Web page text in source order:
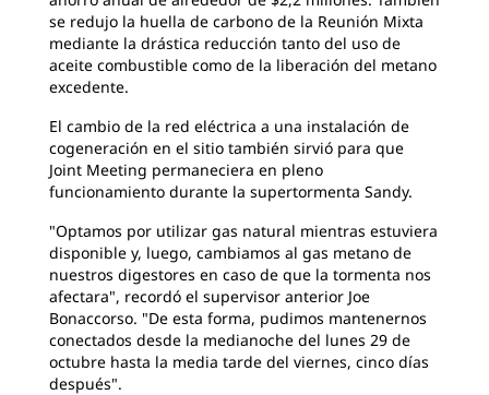
se redujo la huella de carbono de la Reunión Mixta
mediante la drástica reducción tanto del uso de
aceite combustible como de la liberación del metano
excedente.
El cambio de la red eléctrica a una instalación de
cogeneración en el sitio también sirvió para que
Joint Meeting permaneciera en pleno
funcionamiento durante la supertormenta Sandy.
"Optamos por utilizar gas natural mientras estuviera
disponible y, luego, cambiamos al gas metano de
nuestros digestores en caso de que la tormenta nos
afectara", recordó el supervisor anterior Joe
Bonaccorso. "De esta forma, pudimos mantenernos
conectados desde la medianoche del lunes 29 de
octubre hasta la media tarde del viernes, cinco días
después".